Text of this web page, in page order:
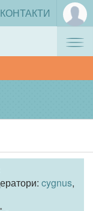
КОНТАКТИ
cygnus,